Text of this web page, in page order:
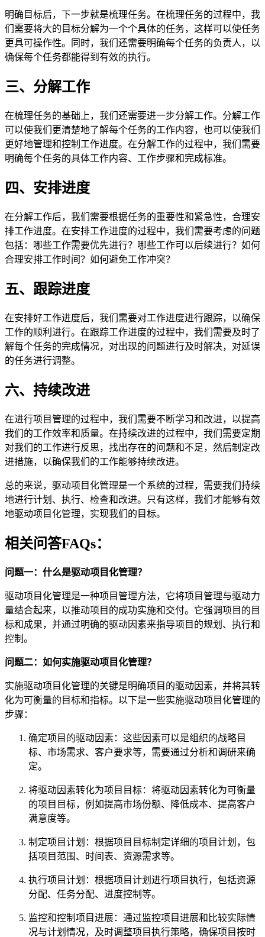
明确目标后，下一步就是梳理任务。在梳理任务的过程中，我
们需要将大的目标分解为一个个具体的任务，这样可以使任务
更具可操作性。同时，我们还需要明确每个任务的负责人，以
确保每个任务都能得到有效的执行。
三、分解工作
在梳理任务的基础上，我们还需要进一步分解工作。分解工作
可以使我们更清楚地了解每个任务的工作内容，也可以使我们
更好地管理和控制工作进度。在分解工作的过程中，我们需要
明确每个任务的具体工作内容、工作步骤和完成标准。
四、安排进度
在分解工作后，我们需要根据任务的重要性和紧急性，合理安
排工作进度。在安排工作进度的过程中，我们需要考虑的问题
包括：哪些工作需要优先进行？哪些工作可以后续进行？如何
合理安排工作时间？如何避免工作冲突？
五、跟踪进度
在安排好工作进度后，我们需要对工作进度进行跟踪，以确保
工作的顺利进行。在跟踪工作进度的过程中，我们需要及时了
解每个任务的完成情况，对出现的问题进行及时解决，对延误
的任务进行调整。
六、持续改进
在进行项目管理的过程中，我们需要不断学习和改进，以提高
我们的工作效率和质量。在持续改进的过程中，我们需要定期
对我们的工作进行反思，找出存在的问题和不足，然后制定改
进措施，以确保我们的工作能够持续改进。
总的来说，驱动项目化管理是一个系统的过程，需要我们持续
地进行计划、执行、检查和改进。只有这样，我们才能够有效
地驱动项目化管理，实现我们的目标。
相关问答FAQs：
问题一：什么是驱动项目化管理？
驱动项目化管理是一种项目管理方法，它将项目管理与驱动力
量结合起来，以推动项目的成功实施和交付。它强调项目的目
标和成果，并通过明确的驱动因素来指导项目的规划、执行和
控制。
问题二：如何实施驱动项目化管理？
实施驱动项目化管理的关键是明确项目的驱动因素，并将其转
化为可衡量的目标和指标。以下是一些实施驱动项目化管理的
步骤：
确定项目的驱动因素：这些因素可以是组织的战略目
标、市场需求、客户要求等，需要通过分析和调研来确
定。
将驱动因素转化为项目目标：将驱动因素转化为可衡量
的项目目标，例如提高市场份额、降低成本、提高客户
满意度等。
制定项目计划：根据项目目标制定详细的项目计划，包
括项目范围、时间表、资源需求等。
执行项目计划：根据项目计划进行项目执行，包括资源
分配、任务分配、进度控制等。
监控和控制项目进展：通过监控项目进展和比较实际情
况与计划情况，及时调整项目执行策略，确保项目按时